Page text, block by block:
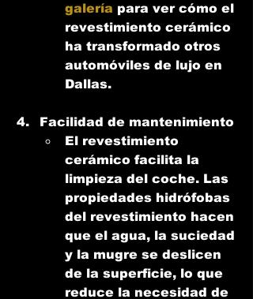
galería para ver cómo el
revestimiento cerámico
ha transformado otros
automóviles de lujo en
Dallas.
Facilidad de mantenimiento
El revestimiento
cerámico facilita la
limpieza del coche. Las
propiedades hidrófobas
del revestimiento hacen
que el agua, la suciedad
y la mugre se deslicen
de la superficie, lo que
reduce la necesidad de